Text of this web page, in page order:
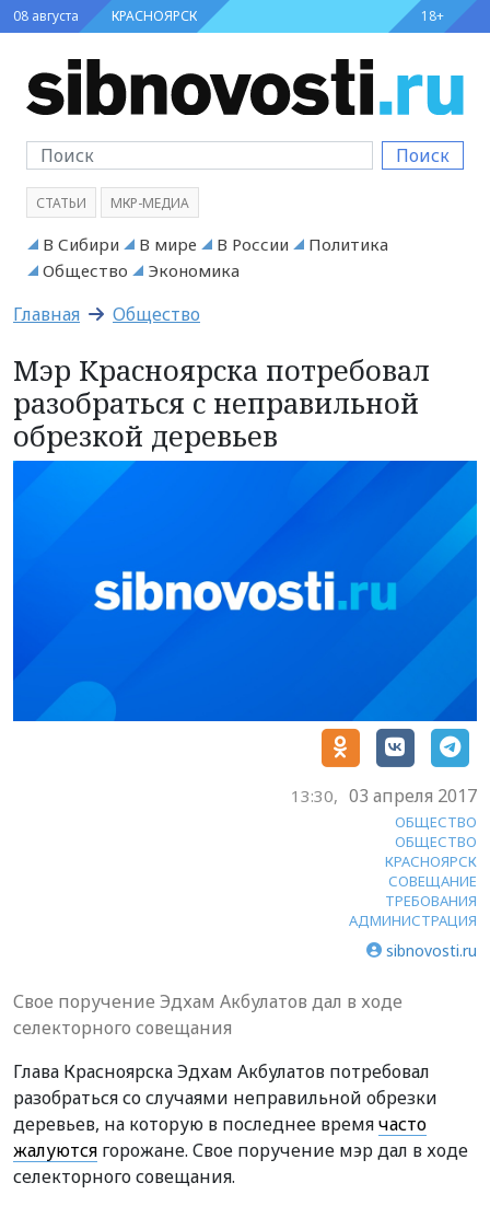
08 августа КРАСНОЯРСК 18+
Поиск
СТАТЬИ МКР-МЕДИА
В Сибири В мире В России
Политика
Общество
Экономика
Главная Общество
Мэр Красноярска потребовал
разобраться с неправильной
обрезкой деревьев
13:30, 03 апреля 2017
ОБЩЕСТВО
ОБЩЕСТВО
КРАСНОЯРСК
СОВЕЩАНИЕ
ТРЕБОВАНИЯ
АДМИНИСТРАЦИЯ
sibnovosti.ru
Свое поручение Эдхам Акбулатов дал в ходе
селекторного совещания
Глава Красноярска Эдхам Акбулатов потребовал
разобраться со случаями неправильной обрезки
деревьев, на которую в последнее времячасто
жалуются горожане. Свое поручение мэр дал в ходе
селекторного совещания.